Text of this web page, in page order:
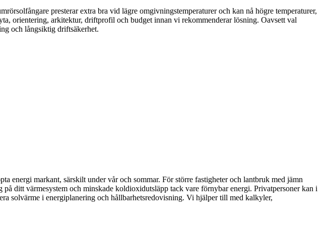
presterar extra bra vid lägre omgivningstemperaturer och kan nå högre temperaturer,
orientering, arkitektur, driftprofil och budget innan vi rekommenderar lösning. Oavsett val
och långsiktig driftsäkerhet.
energi markant, särskilt under vår och sommar. För större fastigheter och lantbruk med jämn
ditt värmesystem och minskade koldioxidutsläpp tack vare förnybar energi. Privatpersoner kan i
solvärme i energiplanering och hållbarhetsredovisning. Vi hjälper till med kalkyler,